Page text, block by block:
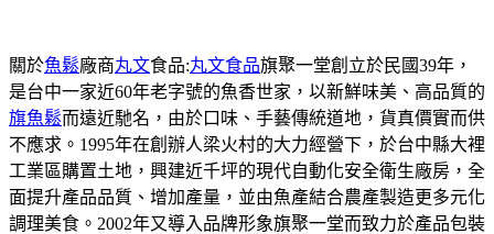
關於魚鬆廠商丸文食品:丸文食品旗聚一堂創立於民國39年，
是台中一家近60年老字號的魚香世家，以新鮮味美、高品質的
旗魚鬆而遠近馳名，由於口味、手藝傳統道地，貨真價實而供
不應求。1995年在創辦人梁火村的大力經營下，於台中縣大裡
工業區購置土地，興建近千坪的現代自動化安全衛生廠房，全
面提升產品品質、增加產量，並由魚產結合農產製造更多元化
調理美食。2002年又導入品牌形象旗聚一堂而致力於產品包裝